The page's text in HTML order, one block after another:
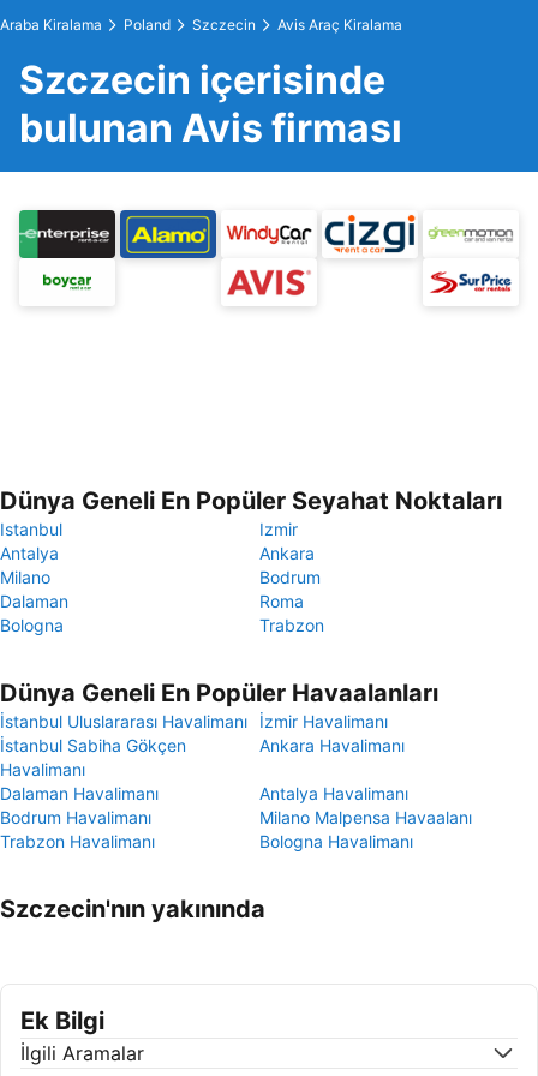
Araba Kiralama Poland Szczecin Avis Araç Kiralama
Szczecin içerisinde
bulunan Avis firması
Dünya Geneli En Popüler Seyahat Noktaları
Istanbul
Izmir
Antalya
Ankara
Milano
Bodrum
Dalaman
Roma
Bologna
Trabzon
Dünya Geneli En Popüler Havaalanları
İstanbul Uluslararası Havalimanı
İzmir Havalimanı
İstanbul Sabiha Gökçen
Havalimanı
Ankara Havalimanı
Dalaman Havalimanı
Antalya Havalimanı
Bodrum Havalimanı
Milano Malpensa Havaalanı
Trabzon Havalimanı
Bologna Havalimanı
Szczecin'nın yakınında
Ek Bilgi
İlgili Aramalar